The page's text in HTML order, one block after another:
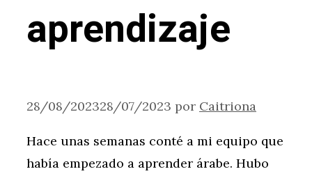
aprendizaje
28/08/202328/07/2023 por Caitriona
Hace unas semanas conté a mi equipo que
había empezado a aprender árabe. Hubo